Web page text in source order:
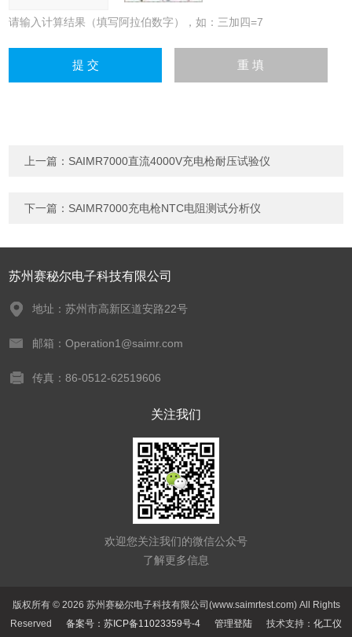
请输入计算结果（填写阿拉伯数字），如：三加四=7
上一篇： SAIMR7000直流4000V充电枪耐压试验仪
下一篇： SAIMR7000充电枪NTC电阻测试分析仪
苏州赛秘尔电子科技有限公司
地址：苏州市高新区道安路22号
邮箱：Operation1@saimr.com
传真：86-0512-62519606
关注我们
欢迎您关注我们的微信公众号
了解更多信息
版权所有 © 2026 苏州赛秘尔电子科技有限公司(www.saimrtest.com) All Rights
Reserved 备案号：苏ICP备11023359号-4 管理登陆 技术支持： 化工仪